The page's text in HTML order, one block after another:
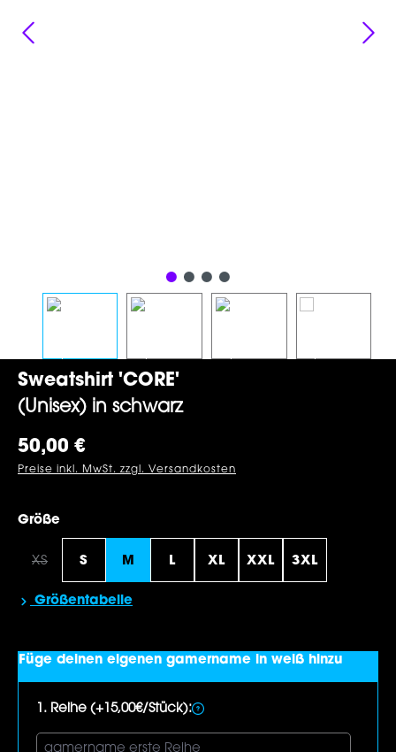
Sweatshirt 'CORE'
(Unisex) in schwarz
Regulärer Preis:
50,00 €
Preise inkl. MwSt. zzgl. Versandkosten
Größeauswählen
XS S M L XL XXL 3XL
Größentabelle
Füge deinen eigenen gamername in weiß hinzu
1. Reihe (+15,00€/Stück):